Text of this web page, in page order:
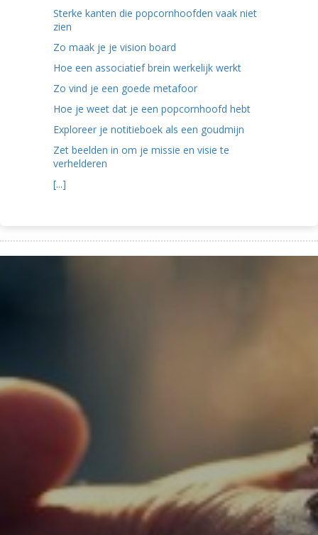
Sterke kanten die popcornhoofden vaak niet
zien
Zo maak je je vision board
Hoe een associatief brein werkelijk werkt
Zo vind je een goede metafoor
Hoe je weet dat je een popcornhoofd hebt
Exploreer je notitieboek als een goudmijn
Zet beelden in om je missie en visie te
verhelderen
[...]